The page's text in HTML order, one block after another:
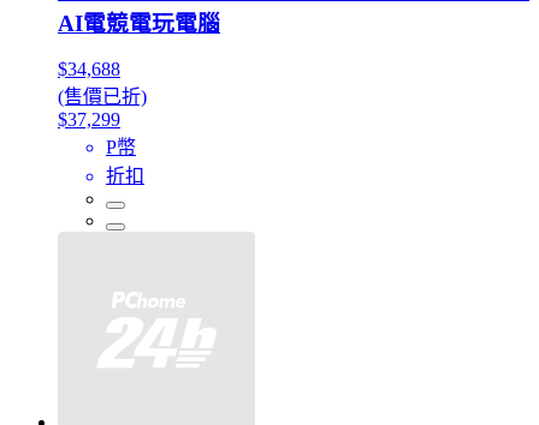
AI電競電玩電腦
$34,688
(售價已折)
$37,299
P幣
折扣